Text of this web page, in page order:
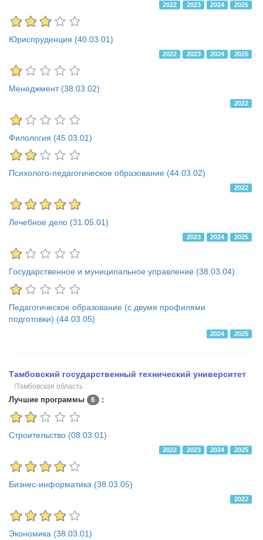
2022 2023 2024 2025
Юриспруденция (40.03.01)
2022 2023 2024 2025
Менеджмент (38.03.02)
2022
Филология (45.03.01)
Психолого-педагогическое образование (44.03.02)
2022
Лечебное дело (31.05.01)
2023 2024 2025
Государственное и муниципальное управление (38.03.04)
Педагогическое образование (с двумя профилями
подготовки) (44.03.05)
2024 2025
Тамбовский государственный технический университет
/Тамбовская область
Лучшие программы 6 :
Строительство (08.03.01)
2022 2023 2024 2025
Бизнес-информатика (38.03.05)
2022
Экономика (38.03.01)